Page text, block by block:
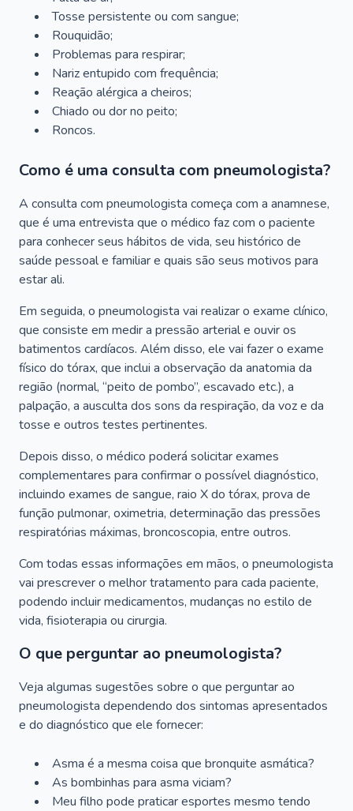
Tosse persistente ou com sangue;
Rouquidão;
Problemas para respirar;
Nariz entupido com frequência;
Reação alérgica a cheiros;
Chiado ou dor no peito;
Roncos.
Como é uma consulta com pneumologista?
A consulta com pneumologista começa com a anamnese,
que é uma entrevista que o médico faz com o paciente
para conhecer seus hábitos de vida, seu histórico de
saúde pessoal e familiar e quais são seus motivos para
estar ali.
Em seguida, o pneumologista vai realizar o exame clínico,
que consiste em medir a pressão arterial e ouvir os
batimentos cardíacos. Além disso, ele vai fazer o exame
físico do tórax, que inclui a observação da anatomia da
região (normal, “peito de pombo”, escavado etc.), a
palpação, a ausculta dos sons da respiração, da voz e da
tosse e outros testes pertinentes.
Depois disso, o médico poderá solicitar exames
complementares para confirmar o possível diagnóstico,
incluindo exames de sangue, raio X do tórax, prova de
função pulmonar, oximetria, determinação das pressões
respiratórias máximas, broncoscopia, entre outros.
Com todas essas informações em mãos, o pneumologista
vai prescrever o melhor tratamento para cada paciente,
podendo incluir medicamentos, mudanças no estilo de
vida, fisioterapia ou cirurgia.
O que perguntar ao pneumologista?
Veja algumas sugestões sobre o que perguntar ao
pneumologista dependendo dos sintomas apresentados
e do diagnóstico que ele fornecer:
Asma é a mesma coisa que bronquite asmática?
As bombinhas para asma viciam?
Meu filho pode praticar esportes mesmo tendo